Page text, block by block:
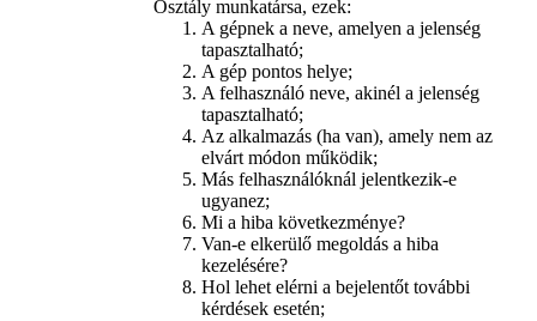
Osztály munkatársa, ezek:
A gépnek a neve, amelyen a jelenség
tapasztalható;
A gép pontos helye;
A felhasználó neve, akinél a jelenség
tapasztalható;
Az alkalmazás (ha van), amely nem az
elvárt módon működik;
Más felhasználóknál jelentkezik-e
ugyanez;
Mi a hiba következménye?
Van-e elkerülő megoldás a hiba
kezelésére?
Hol lehet elérni a bejelentőt további
kérdések esetén;